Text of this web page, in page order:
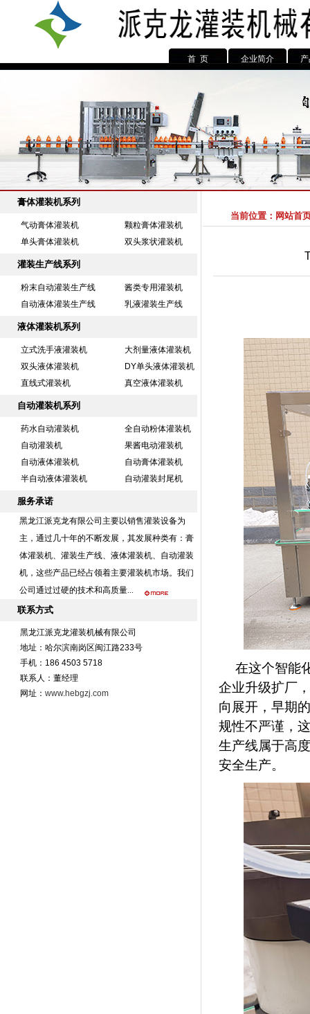
首 页 企业简介
膏体灌装机系列
气动膏体灌装机
单头膏体灌装机
颗粒膏体灌装机
双头浆状灌装机
灌装生产线系列
粉末自动灌装生产线
自动液体灌装生产线
酱类专用灌装机
乳液灌装生产线
液体灌装机系列
立式洗手液灌装机
双头液体灌装机
直线式灌装机
大剂量液体灌装机
DY单头液体灌装机
真空液体灌装机
自动灌装机系列
药水自动灌装机
自动灌装机
自动液体灌装机
半自动液体灌装机
全自动粉体灌装机
果酱电动灌装机
自动膏体灌装机
自动灌装封尾机
服务承诺
黑龙江派克龙有限公司主要以销售灌装设备为
主，通过几十年的不断发展，其发展种类有：膏
体灌装机、灌装生产线、液体灌装机、自动灌装
机，这些产品已经占领着主要灌装机市场。我们
公司通过过硬的技术和高质量...
联系方式
黑龙江派克龙灌装机械有限公司
地址：哈尔滨南岗区闽江路233号
手机：186 4503 5718
联系人：董经理
网址： www.hebgzj.com
当前位置： 网站首
在这个智能
企业升级扩厂
向展开，早期
规性不严谨，
生产线属于高
安全生产。